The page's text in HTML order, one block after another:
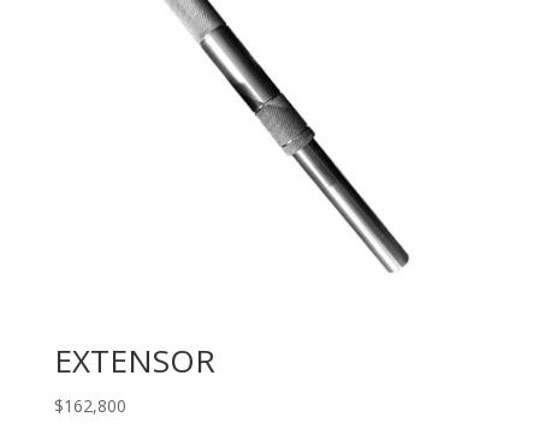
EXTENSOR
$162,800